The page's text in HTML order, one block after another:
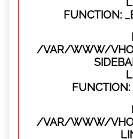
FUNCTION:
/VAR/WWW/
FUNCTION:
/VAR/WWW/